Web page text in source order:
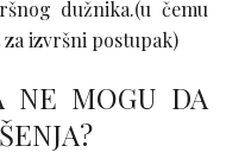
dužnika.(u čemu
izvršni postupak)
NE MOGU DA